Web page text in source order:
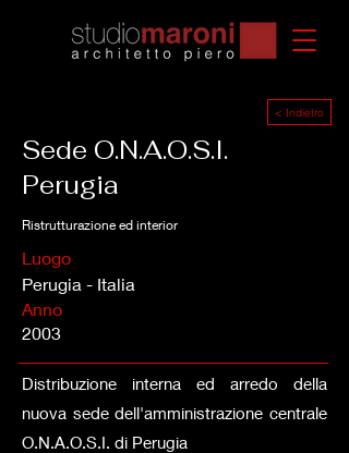
< Indietro
Sede O.N.A.O.S.I.
Perugia
Ristrutturazione ed interior
Luogo
Perugia - Italia
Anno
2003
Distribuzione interna ed arredo della
nuova sede dell'amministrazione centrale
O.N.A.O.S.I. di Perugia